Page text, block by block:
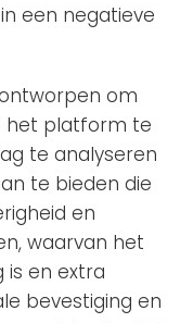
een negatieve
om
het platform te
te analyseren
te bieden die
en
waarvan het
is en extra
bevestiging en